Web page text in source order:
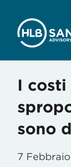
I
sono
7